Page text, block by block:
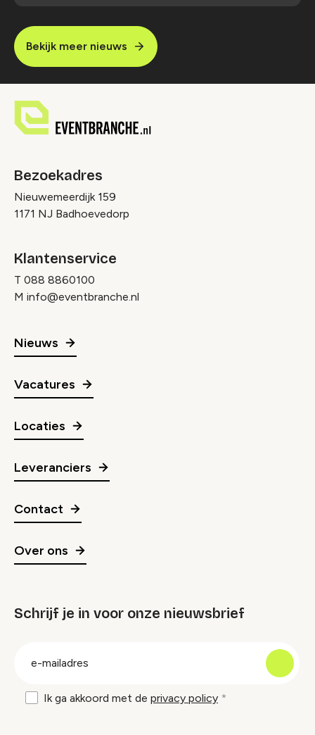
Bekijk meer nieuws
Bezoekadres
Nieuwemeerdijk 159
1171 NJ Badhoevedorp
Klantenservice
T 088 8860100
M info@eventbranche.nl
Nieuws
Vacatures
Locaties
Leveranciers
Contact
Over ons
Schrijf je in voor onze nieuwsbrief
Ik ga akkoord met de privacy policy